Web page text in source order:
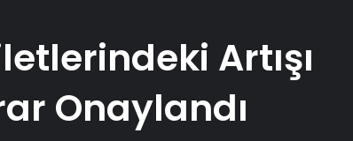
Artışı
Onaylandı